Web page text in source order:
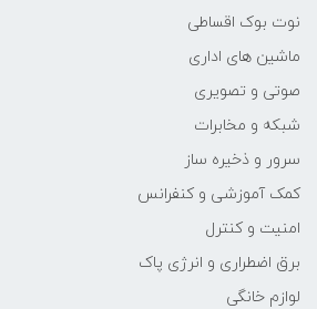
محدوده سرعت پردازنده
نوت بوک اقساطی
ماشین های اداری
صوتی و تصویری
شبکه و مخابرات
سرور و ذخیره ساز
کمک آموزشی و کنفرانس
امنیت و کنترل
برق اضطراری و انرژی پاک
لوازم خانگی